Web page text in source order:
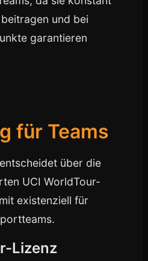
und bei
garantieren
für Teams
über die
UCI WorldTour-
existenziell für
Lizenz